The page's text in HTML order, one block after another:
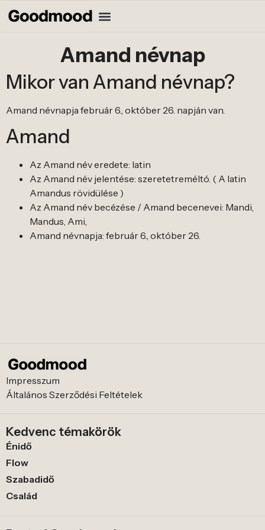
Amand névnap
Mikor van Amand névnap?
Amand névnapja február 6., október 26. napján van.
Amand
Az Amand név eredete: latin
Az Amand név jelentése: szeretetreméltó. ( A latin
Amandus rövidülése )
Az Amand név becézése / Amand becenevei: Mandi,
Mandus, Ami,
Amand névnapja: február 6., október 26.
Impresszum
Általános Szerződési Feltételek
Kedvenc témakörök
Énidő
Flow
Szabadidő
Család